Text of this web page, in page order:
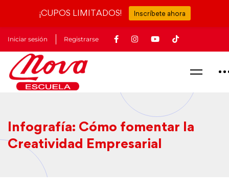
Iniciar sesión Registrarse
Infografía: Cómo fomentar la
Creatividad Empresarial
¡CUPOS LIMITADOS! Inscríbete ahora